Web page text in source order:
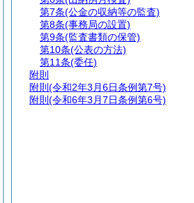
第7条(公金の収納等の監査)
第8条(事務局の設置)
第9条(監査書類の保管)
第10条(公表の方法)
第11条(委任)
附則
附則 (令和2年3月6日条例第7号)
附則 (令和6年3月7日条例第6号)